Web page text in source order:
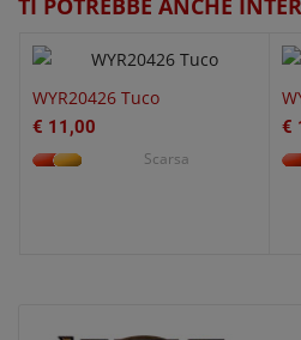
TI POTREBBE ANCHE
WYR20426 Tuco
€ 11,00
Scarsa
€